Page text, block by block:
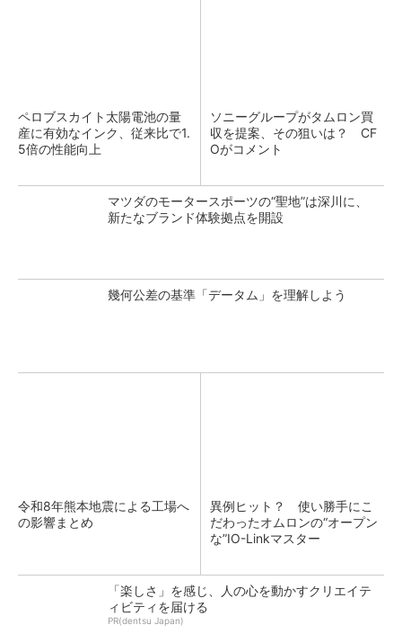
ペロブスカイト太陽電池の量
産に有効なインク、従来比で1.
5倍の性能向上
ソニーグループがタムロン買
収を提案、その狙いは？ CF
Oがコメント
マツダのモータースポーツの“聖地”は深川に、
新たなブランド体験拠点を開設
幾何公差の基準「データム」を理解しよう
令和8年熊本地震による工場へ
の影響まとめ
異例ヒット？ 使い勝手にこ
だわったオムロンの“オープン
な”IO-Linkマスター
「楽しさ」を感じ、人の心を動かすクリエイテ
ィビティを届ける
PR(dentsu Japan)